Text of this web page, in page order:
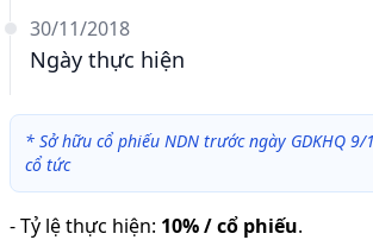
30/11/2018
Ngày thực hiện
* Sở hữu cổ phiếu NDN trước ngày GDKHQ
cổ tức
-Tỷ lệ thực hiện: 10% / cổ phiếu.